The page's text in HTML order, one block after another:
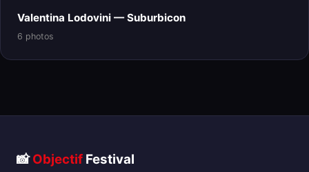
Valentina Lodovini — Suburbicon
6 photos
📸Objectif Festival